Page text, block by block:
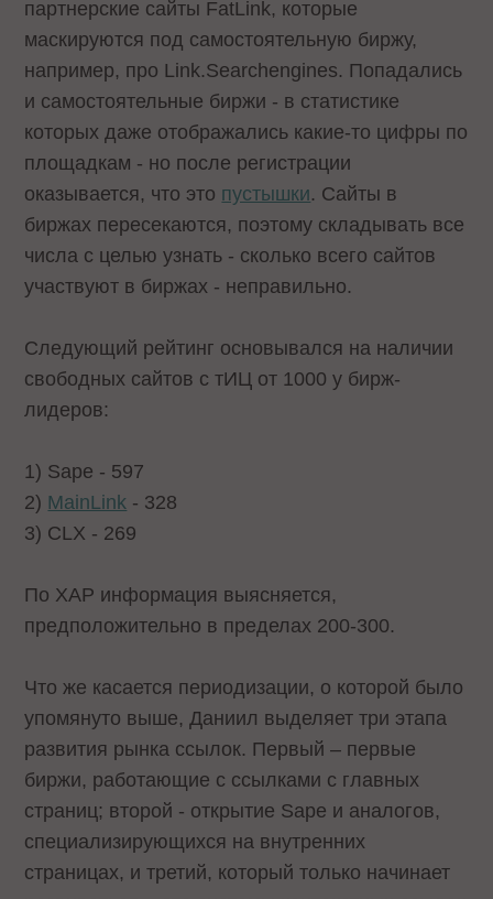
партнерские сайты FatLink, которые
маскируются под самостоятельную биржу,
например, про Link.Searchengines. Попадались
и самостоятельные биржи - в статистике
которых даже отображались какие-то цифры по
площадкам - но после регистрации
оказывается, что это пустышки. Сайты в
биржах пересекаются, поэтому складывать все
числа с целью узнать - сколько всего сайтов
участвуют в биржах - неправильно.
Следующий рейтинг основывался на наличии
свободных сайтов с тИЦ от 1000 у бирж-
лидеров:
1) Sape - 597
2) MainLink - 328
3) CLX - 269
По XAP информация выясняется,
предположительно в пределах 200-300.
Что же касается периодизации, о которой было
упомянуто выше, Даниил выделяет три этапа
развития рынка ссылок. Первый – первые
биржи, работающие с ссылками с главных
страниц; второй - открытие Sape и аналогов,
специализирующихся на внутренних
страницах, и третий, который только начинает